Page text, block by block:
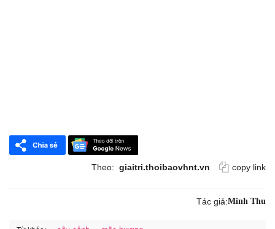
Theo: giaitri.thoibaovhnt.vn copy link
Tác giả:Minh Thu